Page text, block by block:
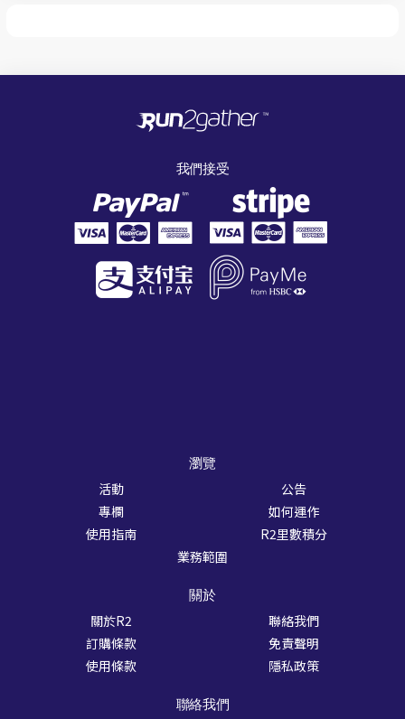
我們接受
瀏覽
活動
公告
專欄
如何運作
使用指南
R2里數積分
業務範圍
關於
關於R2
聯絡我們
訂購條款
免責聲明
使用條款
隱私政策
聯絡我們